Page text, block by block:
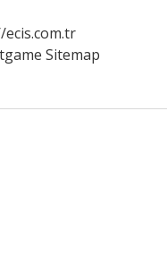
Sitemap